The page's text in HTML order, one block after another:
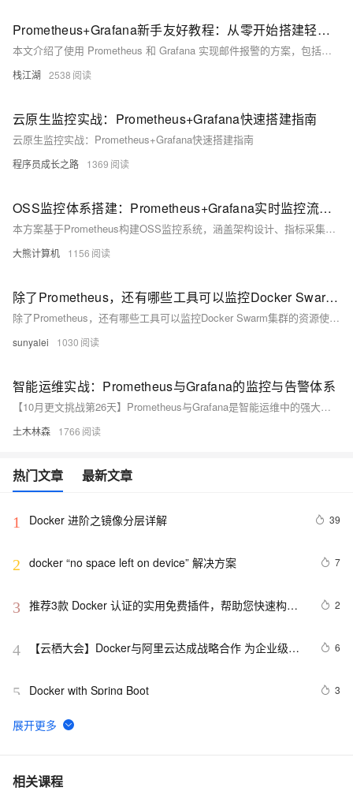
Prometheus+Grafana新手友好教程：从零开始搭建轻松掌握强大的警报系统
本文介绍了使用 Prometheus 和 Grafana 实现邮件报警的方案，包括三种主要方法：1) 使用 Prometheus 的 Alertmanager 组件；2) 使用 Grafana 的内置告警通知功能；3) 使用第三方告警组件如 OneAlert。同时，详细描述了环境准备、Grafana 安装配置及预警设置的步骤，确保用户能够成功搭建并测试邮件报警功能。通过这些配置，用户可以在系统或应用出现异常时及时收到邮件通知，保障系统的稳定运行。
栈江湖 2538
云原生监控实战：Prometheus+Grafana快速搭建指南
云原生监控实战：Prometheus+Grafana快速搭建指南
程序员成长之路 1369
OSS监控体系搭建：Prometheus+Grafana实时监控流量、错误码、存储量（开源方案替代云监控自定义视图）
本方案基于Prometheus构建OSS监控系统，涵盖架构设计、指标采集、可视化、告警及性能优化，助力企业实现高可用、低成本的自建监控体系。
大熊计算机 1156
除了Prometheus，还有哪些工具可以监控Docker Swarm集群的资源使用情况？
除了Prometheus，还有哪些工具可以监控Docker Swarm集群的资源使用情况？
sunyalei 1030
智能运维实战：Prometheus与Grafana的监控与告警体系
【10月更文挑战第26天】Prometheus与Grafana是智能运维中的强大组合，前者是开源的系统监控和警报工具，后者是数据可视化平台。Prometheus具备时间序列数据库、多维数据模型、PromQL查询语言等特性，而Grafana支持多数据源、丰富的可视化选项和告警功能。两者结合可实现实时监控、灵活告警和高度定制化的仪表板，广泛应用于服务器、应用和数据库的监控。
土木林森 1766
热门文章 最新文章
1 Docker 进阶之镜像分层详解 39
2 docker “no space left on device” 解决方案 7
3 推荐3款 Docker 认证的实用免费插件，帮助您快速构建
2
4
【云栖大会】Docker与阿里云达成战略合作 为企业级客
6
5 Docker with Spring Boot 3
6 Docker镜像：Ubuntu支持systemctl、SSH和VNC
7 Docker启动后怎样运行jar包文件
相关课程